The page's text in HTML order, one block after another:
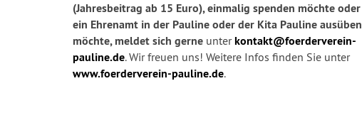
(Jahresbeitrag ab 15 Euro), einmalig spenden möchte oder
ein Ehrenamt in der Pauline oder der Kita Pauline ausüben
möchte, meldet sich gerne unterkontakt@foerderverein-
pauline.de. Wir freuen uns! Weitere Infos finden Sie unter
www.foerderverein-pauline.de.